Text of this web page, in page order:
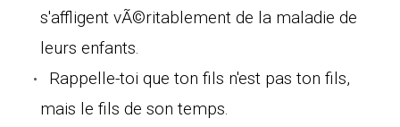
s'affligent vÃ©ritablement de la maladie de
leurs enfants.
Rappelle-toi que ton fils n'est pas ton fils,
mais le fils de son temps.